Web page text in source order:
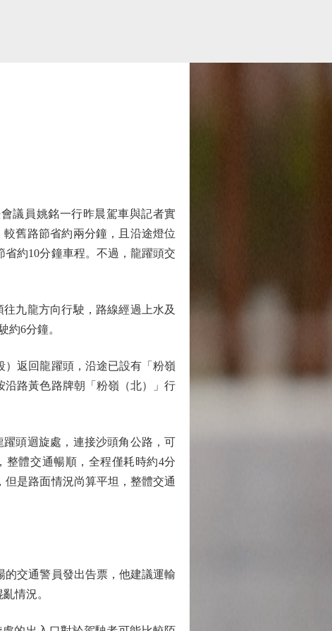
議員姚銘一行昨晨駕車與記者實
舊路節省約兩分鐘，且沿途燈位
約10分鐘車程。不過，龍躍頭交
九龍方向行駛，路線經過上水及
約6分鐘。
返回龍躍頭，沿途已設有「粉嶺
路黃色路牌朝「粉嶺（北）」行
頭迴旋處，連接沙頭角公路，可
體交通暢順，全程僅耗時約4分
是路面情況尚算平坦，整體交通
交通警員發出告票，他建議運輸
情況。